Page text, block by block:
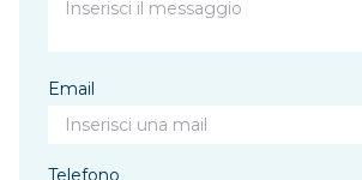
Email
Telefono